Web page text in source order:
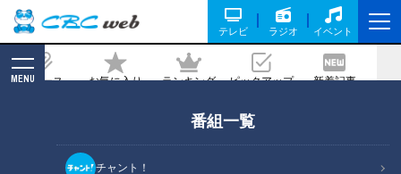
テレビ ラジオ イベント
ニュース お気に入り ランキング ピックアップ 新着記事
MENU
番組一覧
チャント！
地方「麺」の旅！“思い出に残る一番お